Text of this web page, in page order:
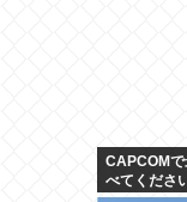
CAPCOM
べてくださ